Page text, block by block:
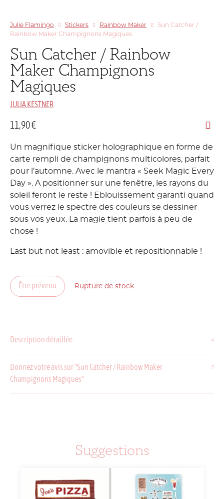
Julie Flamingo Stickers Rainbow Maker
Sun Catcher /
Rainbow Maker Champignons Magiques
Sun Catcher / Rainbow
Maker Champignons
Magiques
JULIA KESTNER
11,90€
Un magnifique sticker holographique en forme de
carte rempli de champignons multicolores, parfait
pour l’automne. Avec le mantra « Seek Magic Every
Day ». A positionner sur une fenêtre, les rayons du
soleil feront le reste ! Eblouissement garanti quand
vous verrez le spectre des couleurs se dessiner
sous vos yeux. La magie tient parfois à peu de
chose !
Last but not least : amovible et repositionnable !
Être prévenu Rupture de stock
Description détaillée
Donnez votre avis sur "Sun Catcher / Rainbow Maker
Champignons Magiques"
Suggestions